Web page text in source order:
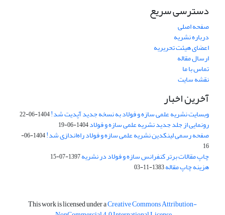
دسترسی سریع
صفحه اصلی
درباره نشریه
اعضای هیئت تحریریه
ارسال مقاله
تماس با ما
نقشه سایت
آخرین اخبار
وبسایت نشریه علمی سازه و فولاد به نسخه جدید آپدیت شد!1404-06-22
رونمایی از جلد جدید نشریه علمی سازه و فولاد1404-06-19
صفحه رسمی لینکدین نشریه علمی سازه و فولاد راه‌اندازی شد!
1404-06-
16
چاپ مقالات برتر کنفرانس سازه و فولاد در نشریه1397-07-15
هزینه چاپ مقاله1383-11-03
This work is licensed under aCreative Commons Attribution-